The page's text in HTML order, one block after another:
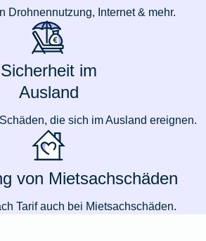
Drohnennutzung, Internet & mehr.
Sicherheit im
Ausland
die sich im Ausland ereignen.
von Mietsachschäden
Tarif auch bei Mietsachschäden.